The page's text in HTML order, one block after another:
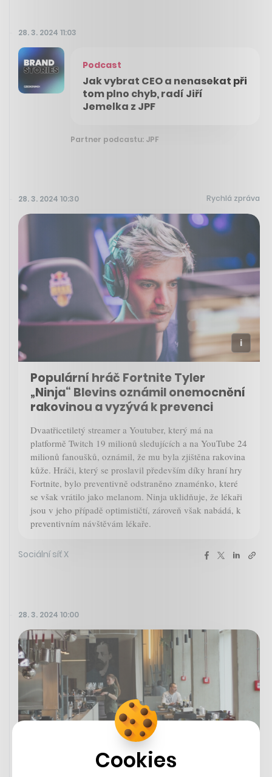
28. 3. 2024 11:03
Podcast
Jak vybrat CEO a nenasekat při
tom plno chyb, radí Jiří
Jemelka z JPF
Partner podcastu: JPF
28. 3. 2024 10:30 Rychlá zpráva
Populární hráč Fortnite Tyler
„Ninja“ Blevins oznámil onemocnění
rakovinou a vyzývá k prevenci
Dvaatřicetiletý streamer a Youtuber, který má na
platformě Twitch 19 milionů sledujících a na YouTube 24
milionů fanoušků, oznámil, že mu byla zjištěna rakovina
kůže. Hráči, který se proslavil především díky hraní hry
Fortnite, bylo preventivně odstraněno znaménko, které
se však vrátilo jako melanom. Ninja uklidňuje, že lékaři
jsou v jeho případě optimističtí, zároveň však nabádá, k
preventivním návštěvám lékaře.
Sociální síť X
28. 3. 2024 10:00
Cookies